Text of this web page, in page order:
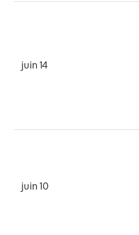
juin 14
juin 10